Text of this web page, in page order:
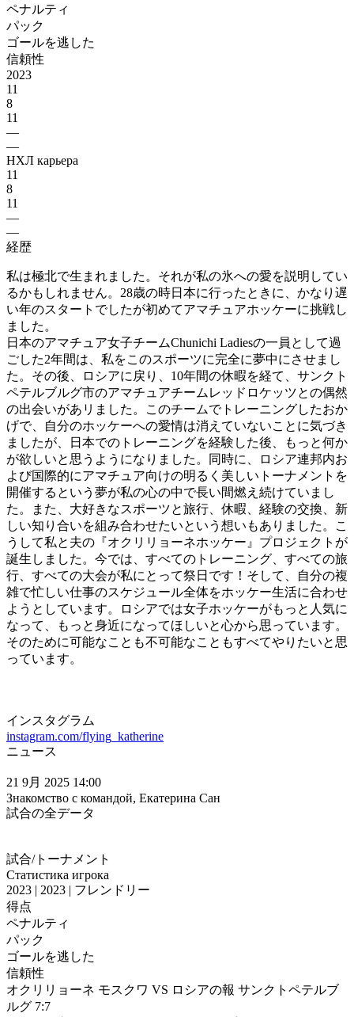
ペナルティ
パック
ゴールを逃した
信頼性
2023
11
8
11
—
—
НХЛ карьера
11
8
11
—
—
経歴
私は極北で生まれました。それが私の氷への愛を説明してい
るかもしれません。28歳の時日本に行ったときに、かなり遅
い年のスタートでしたが初めてアマチュアホッケーに挑戦し
ました。
日本のアマチュア女子チームChunichi Ladiesの一員として過
ごした2年間は、私をこのスポーツに完全に夢中にさせまし
た。その後、ロシアに戻り、10年間の休暇を経て、サンクト
ペテルブルグ市のアマチュアチームレッドロケッツとの偶然
の出会いがあリました。このチームでトレーニングしたおか
げで、自分のホッケーへの愛情は消えていないことに気づき
ましたが、日本でのトレーニングを経験した後、もっと何か
が欲しいと思うようになりました。同時に、ロシア連邦内お
よび国際的にアマチュア向けの明るく美しいトーナメントを
開催するという夢が私の心の中で長い間燃え続けていまし
た。また、大好きなスポーツと旅行、休暇、経験の交換、新
しい知り合いを組み合わせたいという想いもありました。こ
うして私と夫の『オクリリョーネホッケー』プロジェクトが
誕生しました。今では、すべてのトレーニング、すべての旅
行、すべての大会が私にとって祭日です！そして、自分の複
雑で忙しい仕事のスケジュール全体をホッケー生活に合わせ
ようとしています。ロシアでは女子ホッケーがもっと人気に
なって、もっと身近になってほしいと心から思っています。
そのために可能なことも不可能なこともすべてやりたいと思
っています。
インスタグラム
instagram.com/flying_katherine
ニュース
21 9月 2025 14:00
Знакомство с командой, Екатерина Сан
試合の全データ
試合/トーナメント
Статистика игрока
2023 | 2023 | フレンドリー
得点
ペナルティ
パック
ゴールを逃した
信頼性
オクリリョーネ モスクワ VS ロシアの報 サンクトペテルブ
ルグ 7:7